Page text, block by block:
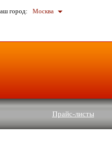
город: Москва
Прайс-листы